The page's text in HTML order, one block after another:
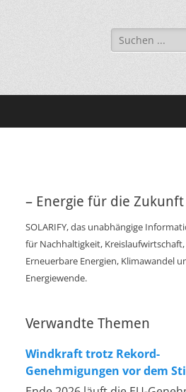
Suchen
nach:
– Energie für die Zukunft
SOLARIFY, das unabhängige
für Nachhaltigkeit, Kreislaufwirtschaft,
Erneuerbare Energien, Klimawandel
Energiewende.
Verwandte Themen
Windkraft trotz Rekord-
Genehmigungen vor dem